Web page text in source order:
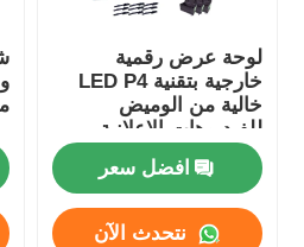
لوحة عرض رقمية
خارجية بتقنية LED P4
خالية من الوميض
للفيديوهات الإعلانية
خفيفة الوزن
افضل سعر
نتحدث الآن